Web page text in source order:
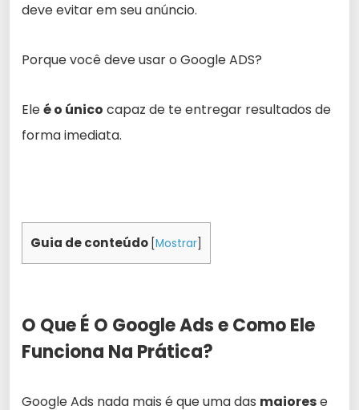
deve evitar em seu anúncio.
Porque você deve usar o Google ADS?
Eleé o único capaz de te entregar resultados de
forma imediata.
Guia de conteúdo Mostrar
O Que É O Google Ads e Como Ele
Funciona Na Prática?
Google Ads nada mais é que uma das maiorese